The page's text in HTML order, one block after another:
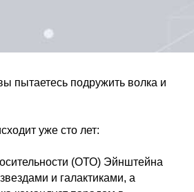
пытаетесь подружить волка и
уже сто лет:
(ОТО) Эйнштейна
и галактиками, а